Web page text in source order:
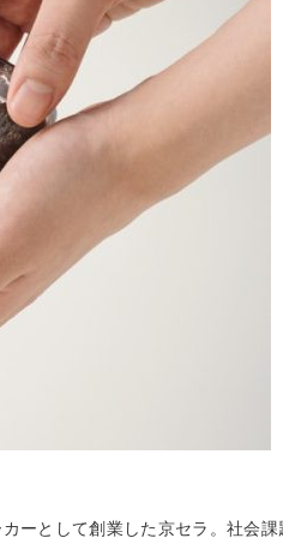
ーとして創業した京セラ。社会